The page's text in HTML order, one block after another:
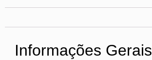
Informações Gerais